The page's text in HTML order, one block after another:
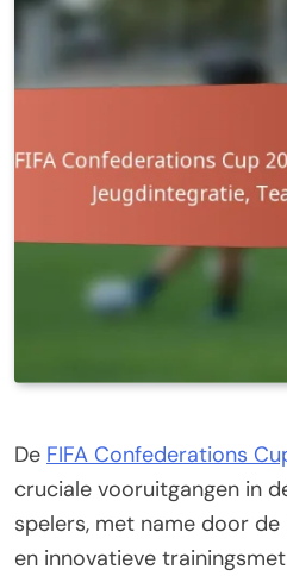
De FIFA Confederations
cruciale vooruitgangen in
spelers, met name door
en innovatieve